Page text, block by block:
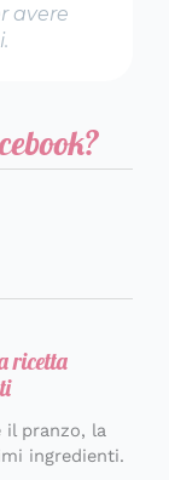
avere
ricetta
il pranzo, la
ingredienti.